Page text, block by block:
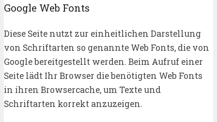
Google Web Fonts
Diese Seite nutzt zur einheitlichen Darstellung
von Schriftarten so genannte Web Fonts, die von
Google bereitgestellt werden. Beim Aufruf einer
Seite lädt Ihr Browser die benötigten Web Fonts
in ihren Browsercache, um Texte und
Schriftarten korrekt anzuzeigen.